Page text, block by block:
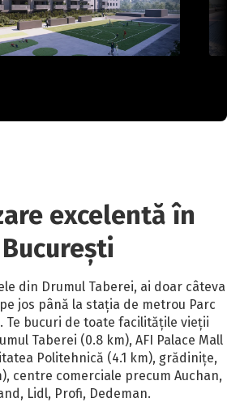
excelentă în
București
din Drumul Taberei, ai doar câteva
jos până la stația de metrou Parc
Te bucuri de toate facilitățile vieții
Taberei (0.8 km), AFI Palace Mall
Politehnică (4.1 km), grădinițe,
centre comerciale precum Auchan,
Lidl, Profi, Dedeman.